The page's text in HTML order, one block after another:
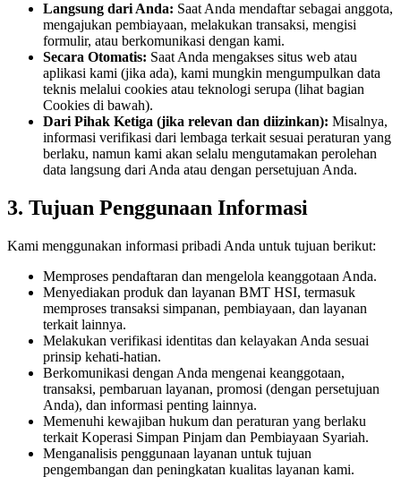
Langsung dari Anda: Saat Anda mendaftar sebagai anggota,
mengajukan pembiayaan, melakukan transaksi, mengisi
formulir, atau berkomunikasi dengan kami.
Secara Otomatis: Saat Anda mengakses situs web atau
aplikasi kami (jika ada), kami mungkin mengumpulkan data
teknis melalui cookies atau teknologi serupa (lihat bagian
Cookies di bawah).
Dari Pihak Ketiga (jika relevan dan diizinkan): Misalnya,
informasi verifikasi dari lembaga terkait sesuai peraturan yang
berlaku, namun kami akan selalu mengutamakan perolehan
data langsung dari Anda atau dengan persetujuan Anda.
3. Tujuan Penggunaan Informasi
Kami menggunakan informasi pribadi Anda untuk tujuan berikut:
Memproses pendaftaran dan mengelola keanggotaan Anda.
Menyediakan produk dan layanan BMT HSI, termasuk
memproses transaksi simpanan, pembiayaan, dan layanan
terkait lainnya.
Melakukan verifikasi identitas dan kelayakan Anda sesuai
prinsip kehati-hatian.
Berkomunikasi dengan Anda mengenai keanggotaan,
transaksi, pembaruan layanan, promosi (dengan persetujuan
Anda), dan informasi penting lainnya.
Memenuhi kewajiban hukum dan peraturan yang berlaku
terkait Koperasi Simpan Pinjam dan Pembiayaan Syariah.
Menganalisis penggunaan layanan untuk tujuan
pengembangan dan peningkatan kualitas layanan kami.